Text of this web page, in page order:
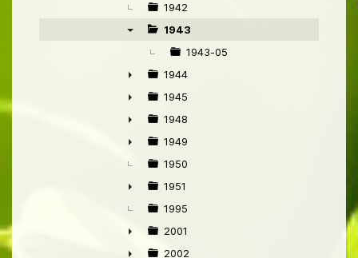
►
1942
1943
1943-05
►
1944
►
1945
►
1948
►
1949
1950
►
1951
1995
►
2001
2002